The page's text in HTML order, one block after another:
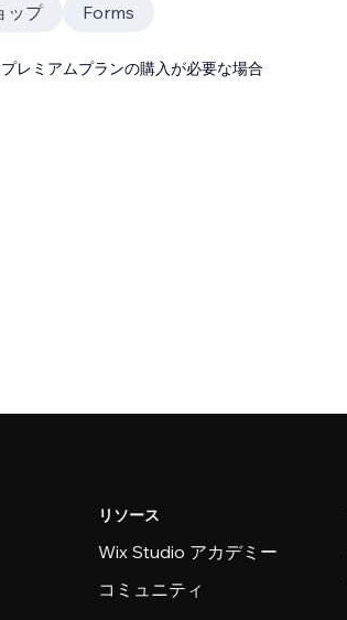
ップ Forms
レミアムプランの購入が必要な場合
リソース
Wix Studio アカデミー
コミュニティ